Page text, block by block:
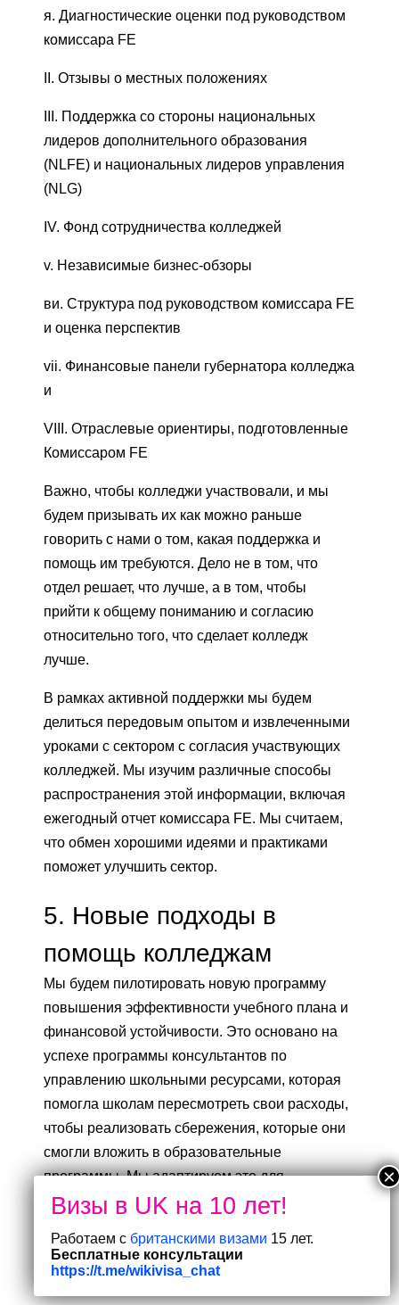
я. Диагностические оценки под руководством
комиссара FE
II. Отзывы о местных положениях
III. Поддержка со стороны национальных
лидеров дополнительного образования
(NLFE) и национальных лидеров управления
(NLG)
IV. Фонд сотрудничества колледжей
v. Независимые бизнес-обзоры
ви. Структура под руководством комиссара FE
и оценка перспектив
vii. Финансовые панели губернатора колледжа
и
VIII. Отраслевые ориентиры, подготовленные
Комиссаром FE
Важно, чтобы колледжи участвовали, и мы
будем призывать их как можно раньше
говорить с нами о том, какая поддержка и
помощь им требуются. Дело не в том, что
отдел решает, что лучше, а в том, чтобы
прийти к общему пониманию и согласию
относительно того, что сделает колледж
лучше.
В рамках активной поддержки мы будем
делиться передовым опытом и извлеченными
уроками с сектором с согласия участвующих
колледжей. Мы изучим различные способы
распространения этой информации, включая
ежегодный отчет комиссара FE. Мы считаем,
что обмен хорошими идеями и практиками
поможет улучшить сектор.
5. Новые подходы в
помощь колледжам
Мы будем пилотировать новую программу
повышения эффективности учебного плана и
финансовой устойчивости. Это основано на
успехе программы консультантов по
управлению школьными ресурсами, которая
помогла школам пересмотреть свои расходы,
чтобы реализовать сбережения, которые они
смогли вложить в образовательные
программы. Мы адаптируем это для
удовлетворения потребностей колледжей и
Для пилотного проекта мы будем
Работаем с британскими визами 15 лет.
Бесплатные консультации
https://t.me/wikivisa_chat